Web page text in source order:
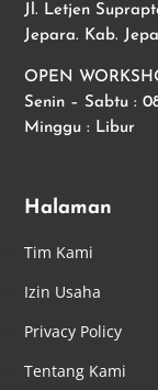
Jl. Letjen
Jepara. Kab.
OPEN
Senin – Sabtu :
Minggu : Libur
Halaman
Tim Kami
Izin Usaha
Privacy Policy
Tentang Kami